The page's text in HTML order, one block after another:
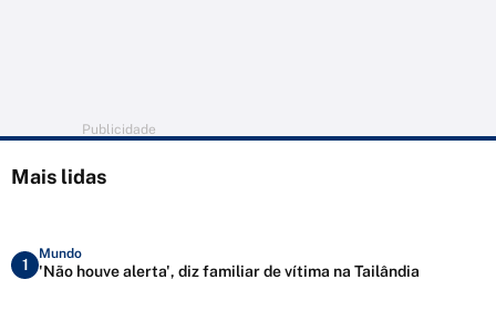
Publicidade
Mais lidas
1
Mundo
'Não houve alerta', diz familiar de vítima na Tailândia